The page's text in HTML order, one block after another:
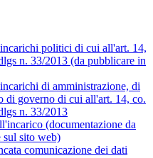
politici di cui all'art. 14,
n. 33/2013 (da pubblicare in
di amministrazione, di
di governo di cui all'art. 14, co.
n. 33/2013
(documentazione da
sul sito web)
comunicazione dei dati